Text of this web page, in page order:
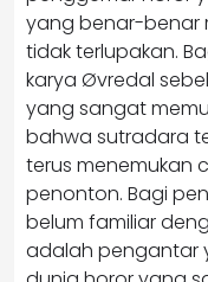
yang benar-benar
tidak terlupakan.
karya Øvredal
yang sangat
bahwa sutradara
terus menemukan
penonton. Bagi
belum familiar
adalah pengantar